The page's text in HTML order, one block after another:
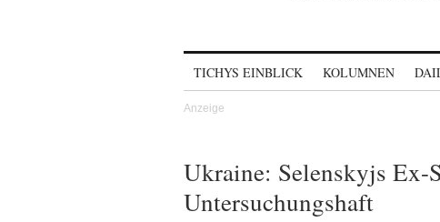
TICHYS EINBLICK KOLUMNEN
Ukraine: Selenskyjs Ex-
Untersuchungshaft